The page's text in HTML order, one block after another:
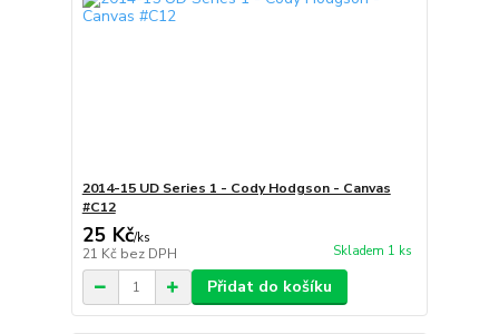
2014-15 UD Series 1 - Cody Hodgson - Canvas
#C12
25 Kč/ks
21 Kč bez DPH Skladem 1 ks
Přidat do košíku